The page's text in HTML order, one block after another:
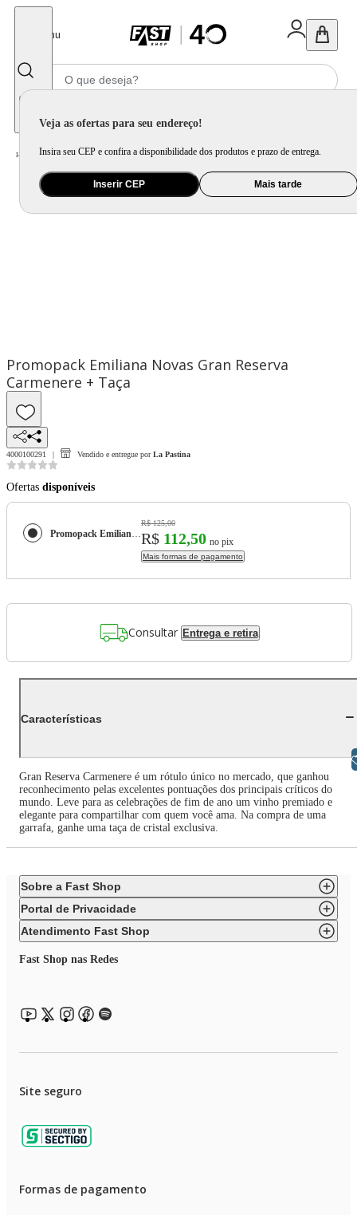
Menu
Veja as ofertas para seu endereço!
Insira seu CEP e confira a disponibilidade dos produtos e prazo de entrega.
Inserir CEP Mais tarde
Home Mercado / Bebida Vinho
Promopack Emiliana Novas Gran Reserva
Carmenere + Taça
4000100291 Vendido e entregue por La Pastina
Ofertas disponíveis
Promopack Emiliana Novas Gran Reserva Carmenere + Taça
R$ 125,00
R$ 112,50 no pix
Mais formas de pagamento
Consultar Entrega e retira
Características
Gran Reserva Carmenere é um rótulo único no mercado, que ganhou
reconhecimento pelas excelentes pontuações dos principais críticos do
mundo. Leve para as celebrações de fim de ano um vinho premiado e
elegante para compartilhar com quem você ama. Na compra de uma
garrafa, ganhe uma taça de cristal exclusiva.
Sobre a Fast Shop
Portal de Privacidade
Atendimento Fast Shop
Fast Shop nas Redes
Site seguro
Formas de pagamento
Libras